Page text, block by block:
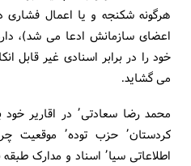
هرگونه شکنجه و یا اعمال فشاری
اعضای سازمانش ادعا می شد)،
خود را در برابر اسنادی غیر قابل
می گشاید.
محمد رضا سعادتی٬